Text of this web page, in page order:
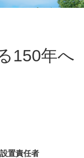
150年へ
置責任者